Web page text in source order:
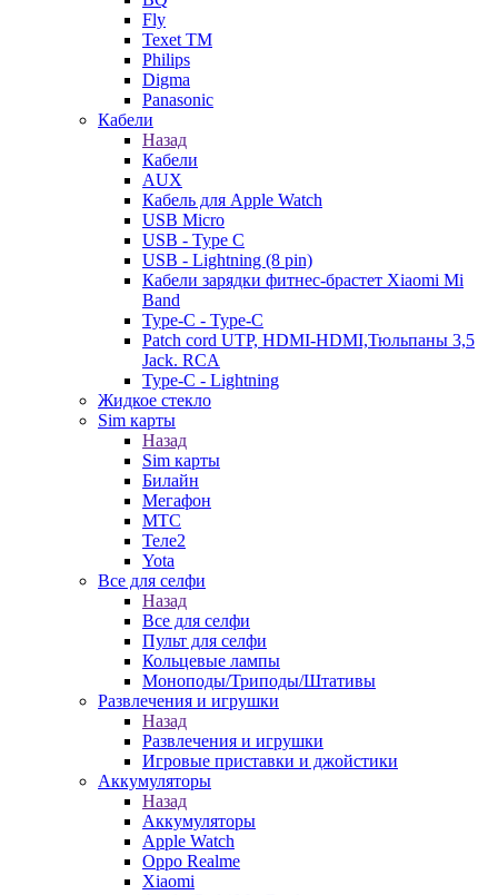
Fly
Texet TM
Philips
Digma
Panasonic
Кабели
Назад
Кабели
AUX
Кабель для Apple Watch
USB Micro
USB - Type C
USB - Lightning (8 pin)
Кабели зарядки фитнес-брастет Xiaomi Mi
Band
Type-C - Type-C
Patch cord UTP, HDMI-HDMI,Тюльпаны 3,5
Jack. RCA
Type-C - Lightning
Жидкое стекло
Sim карты
Назад
Sim карты
Билайн
Мегафон
МТС
Теле2
Yota
Все для селфи
Назад
Все для селфи
Пульт для селфи
Кольцевые лампы
Моноподы/Триподы/Штативы
Развлечения и игрушки
Назад
Развлечения и игрушки
Игровые приставки и джойстики
Аккумуляторы
Назад
Аккумуляторы
Apple Watch
Oppo Realme
Xiaomi